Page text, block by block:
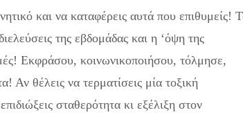
και να καταφέρεις αυτά που επιθυμείς!
της εβδομάδας και η ‘όψη της
Εκφράσου, κοινωνικοποιήσου, τόλμησε,
Αν θέλεις να τερματίσεις μία τοξική
σταθερότητα κι εξέλιξη στον